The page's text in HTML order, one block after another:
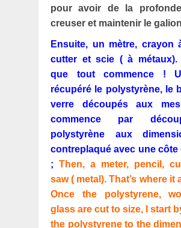
pour avoir de la
creuser et maintenir le galion
Ensuite, un mètre, crayon
cutter et scie ( à métaux).
que tout commence !
récupéré le polystyrène, le
verre découpés aux
commence par
polystyrène aux
contreplaqué avec une côte
; Then, a meter, pencil,
saw ( metal). That’s where it
Once the polystyrene,
glass are cut to size, I start
the polystyrene to the